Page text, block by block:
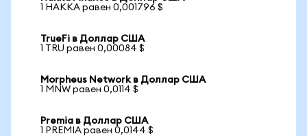
1 HAKKA равен 0,001796 $
TrueFi в Доллар США
1 TRU равен 0,00084 $
Morpheus Network в Доллар США
1 MNW равен 0,0114 $
Premia в Доллар США
1 PREMIA равен 0,0144 $